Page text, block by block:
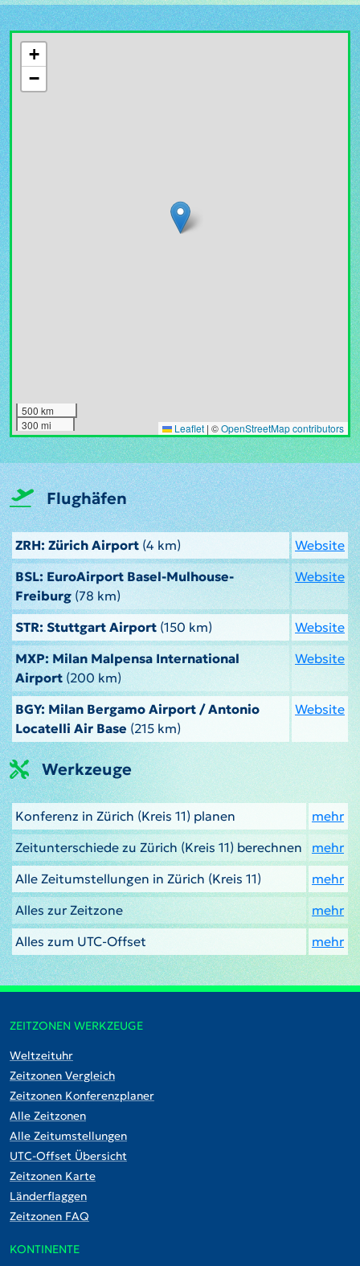
+
−
500 km
300 mi
Leaflet | ©OpenStreetMap contributors
Flughäfen
ZRH: Zürich Airport (4 km)
Website
BSL: EuroAirport Basel-Mulhouse-
Freiburg(78 km)
Website
STR: Stuttgart Airport (150 km)
Website
MXP: Milan Malpensa International
Airport(200 km)
Website
BGY: Milan Bergamo Airport / Antonio
Locatelli Air Base (215 km)
Website
Werkzeuge
Konferenz in Zürich (Kreis 11) planen
mehr
Zeitunterschiede zu Zürich (Kreis 11) berechnen
mehr
Alle Zeitumstellungen in Zürich (Kreis 11)
mehr
Alles zur Zeitzone
mehr
Alles zum UTC-Offset
mehr
ZEITZONEN WERKZEUGE
Weltzeituhr
Zeitzonen Vergleich
Zeitzonen Konferenzplaner
Alle Zeitzonen
Alle Zeitumstellungen
UTC-Offset Übersicht
Zeitzonen Karte
Länderflaggen
Zeitzonen FAQ
KONTINENTE